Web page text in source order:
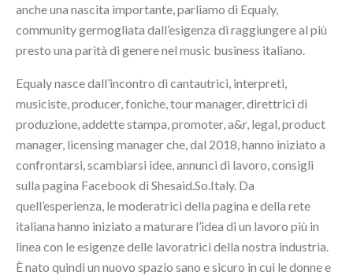
anche una nascita importante, parliamo di Equaly,
community germogliata dall’esigenza di raggiungere al più
presto una parità di genere nel music business italiano.
Equaly nasce dall’incontro di cantautrici, interpreti,
musiciste, producer, foniche, tour manager, direttrici di
produzione, addette stampa, promoter, a&r, legal, product
manager, licensing manager che, dal 2018, hanno iniziato a
confrontarsi, scambiarsi idee, annunci di lavoro, consigli
sulla pagina Facebook di Shesaid.So.Italy. Da
quell’esperienza, le moderatrici della pagina e della rete
italiana hanno iniziato a maturare l’idea di un lavoro più in
linea con le esigenze delle lavoratrici della nostra industria.
È nato quindi un nuovo spazio sano e sicuro in cui le donne e